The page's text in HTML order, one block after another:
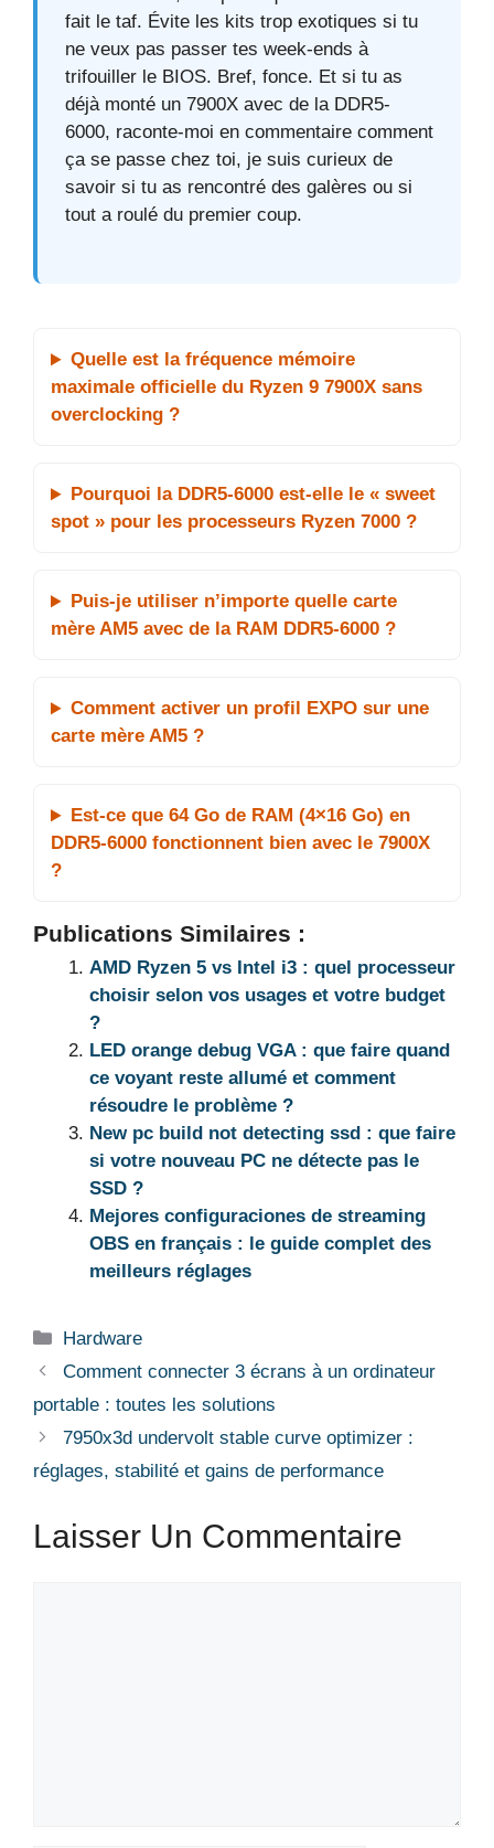
fait le taf. Évite les kits trop exotiques si tu
ne veux pas passer tes week-ends à
trifouiller le BIOS. Bref, fonce. Et si tu as
déjà monté un 7900X avec de la DDR5-
6000, raconte-moi en commentaire comment
ça se passe chez toi, je suis curieux de
savoir si tu as rencontré des galères ou si
tout a roulé du premier coup.
Quelle est la fréquence mémoire
maximale officielle du Ryzen 9 7900X sans
overclocking ?
Pourquoi la DDR5-6000 est-elle le « sweet
spot » pour les processeurs Ryzen 7000 ?
Puis-je utiliser n’importe quelle carte
mère AM5 avec de la RAM DDR5-6000 ?
Comment activer un profil EXPO sur une
carte mère AM5 ?
Est-ce que 64 Go de RAM (4×16 Go) en
DDR5-6000 fonctionnent bien avec le 7900X
?
Publications Similaires :
AMD Ryzen 5 vs Intel i3 : quel processeur
choisir selon vos usages et votre budget
?
LED orange debug VGA : que faire quand
ce voyant reste allumé et comment
résoudre le problème ?
New pc build not detecting ssd : que faire
si votre nouveau PC ne détecte pas le
SSD ?
Mejores configuraciones de streaming
OBS en français : le guide complet des
meilleurs réglages
Catégories
Hardware
Comment connecter 3 écrans à un ordinateur
portable : toutes les solutions
7950x3d undervolt stable curve optimizer :
réglages, stabilité et gains de performance
Laisser Un Commentaire